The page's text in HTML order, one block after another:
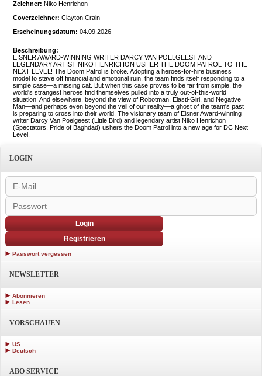
Zeichner: Niko Henrichon
Coverzeichner: Clayton Crain
Erscheinungsdatum: 04.09.2026
Beschreibung:
EISNER AWARD-WINNING WRITER DARCY VAN POELGEEST AND
LEGENDARY ARTIST NIKO HENRICHON USHER THE DOOM PATROL TO THE
NEXT LEVEL! The Doom Patrol is broke. Adopting a heroes-for-hire business
model to stave off financial and emotional ruin, the team finds itself responding to a
simple case—a missing cat. But when this case proves to be far from simple, the
world's strangest heroes find themselves pulled into a truly out-of-this-world
situation! And elsewhere, beyond the view of Robotman, Elasti-Girl, and Negative
Man—and perhaps even beyond the veil of our reality—a ghost of the team's past
is preparing to cross into their world. The visionary team of Eisner Award-winning
writer Darcy Van Poelgeest (Little Bird) and legendary artist Niko Henrichon
(Spectators, Pride of Baghdad) ushers the Doom Patrol into a new age for DC Next
Level.
LOGIN
Login
Registrieren
Passwort vergessen
NEWSLETTER
Abonnieren
Lesen
VORSCHAUEN
US
Deutsch
ABO SERVICE